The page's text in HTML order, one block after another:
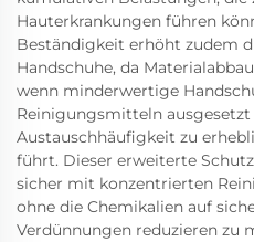
Hauterkrankungen führen
Beständigkeit erhöht zudem
Handschuhe, da
wenn minderwertige
Reinigungsmitteln
Austauschhäufigkeit zu
führt. Dieser erweiterte
sicher mit konzentrierten
ohne die Chemikalien auf
Verdünnungen reduzieren zu